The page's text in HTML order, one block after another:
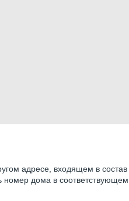
адресе, входящем в состав
номер дома в соответствующем